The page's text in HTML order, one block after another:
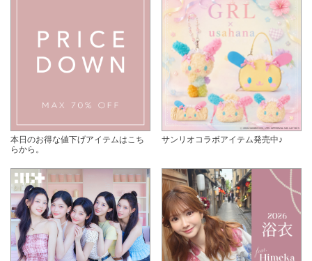
本日のお得な値下げアイテムはこち
らから。
サンリオコラボアイテム発売中♪